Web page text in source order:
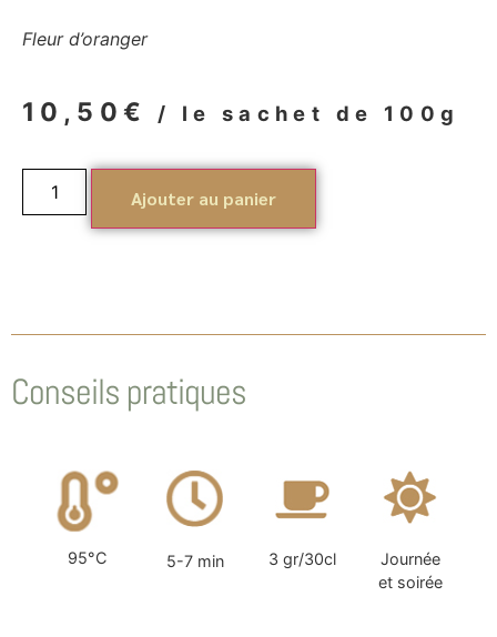
Fleur d’oranger
10,50 € / le sachet de 100g
Ajouter au panier
Conseils pratiques
95°C 5-7 min 3 gr/30cl
Journée
et soirée